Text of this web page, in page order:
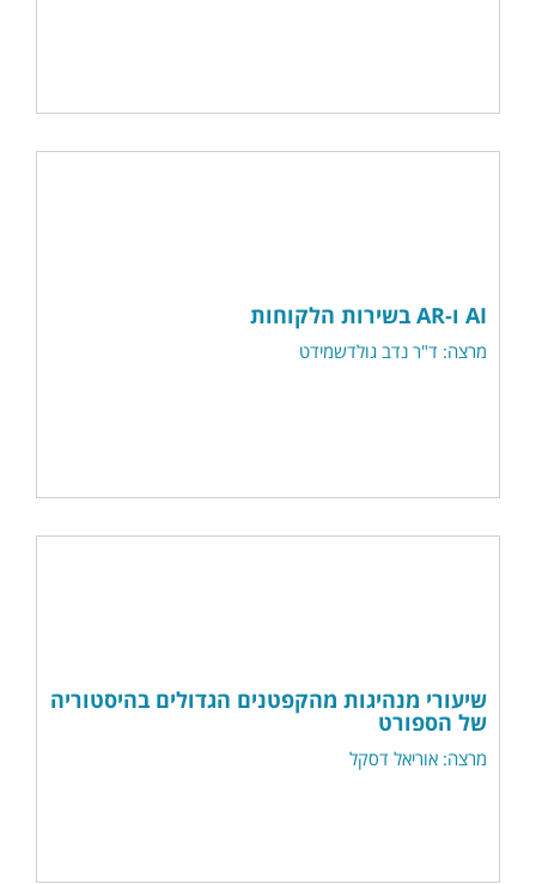
AI ו-AR בשירות הלקוחות
מרצה: ד"ר נדב גולדשמידט
שיעורי מנהיגות מהקפטנים הגדולים בהיסטוריה
של הספורט
מרצה: אוריאל דסקל